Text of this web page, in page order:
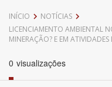
Data do Documento
INÍCIO
NOTÍCIAS
LICENCIAMENTO AMBIENTAL
MINERAÇÃO? E EM
0 visualizações